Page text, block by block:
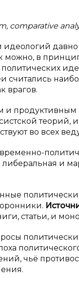
comparative
давно
в
политических
считались
врагов.
и продуктивным
теорий,
во всех
и
статьи, и
чьё